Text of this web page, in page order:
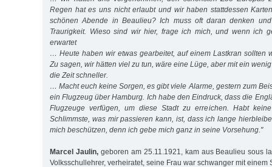
Regen hat es uns nicht erlaubt und wir haben stattdessen
schönen Abende in Beaulieu? Ich muss oft daran denken
Traurigkeit. Wieso sind wir hier, frage ich mich, und wenn ich
erwartet
… Heute haben wir etwas gearbeitet, auf einem Lastkran sollten
Zu sagen, wir hätten viel zu tun, wäre eine Lüge, aber mit ein
die Zeit schneller.
… Macht euch keine Sorgen, es gibt viele Alarme, gestern zum
ein Flugzeug über Hamburg. Ich habe den Eindruck, dass die
Flugzeuge verfügen, um diese Stadt zu erreichen. Habt
Schlimmste, was mir passieren kann, ist, dass ich lange
mich beschützen, denn ich gebe mich ganz in seine Vorsehung."
Marcel Jaulin,geboren am 25.11.1921, kam aus Beaulieu sous
Volksschullehrer, verheiratet, seine Frau war schwanger mit einem